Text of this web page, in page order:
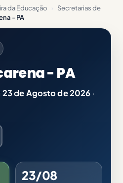
da Educação ›
Secretarias de
- PA
- PA
23 de Agosto de 2026 ·
23/08